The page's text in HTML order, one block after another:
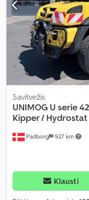
Padborg 927 km
Savitvežis
UNIMOG U serie
Kipper / Hydrostat
Klausti